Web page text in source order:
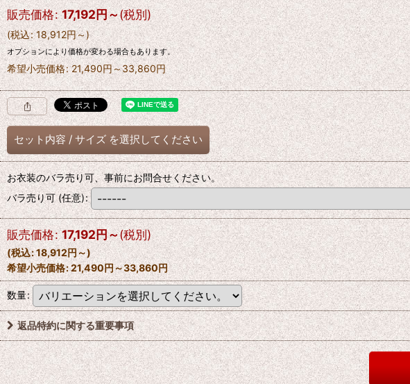
販売価格: 17,192円～(税別)
(税込: 18,912円～)
オプションにより価格が変わる場合もあります。
希望小売価格: 21,490円～33,860円
セット内容 / サイズ を選択してください
お衣装のバラ売り可、事前にお問合せください。
バラ売り可(任意):
販売価格: 17,192円～(税別)
(税込:18,912円～)
希望小売価格:21,490円～33,860円
数量:
返品特約に関する重要事項